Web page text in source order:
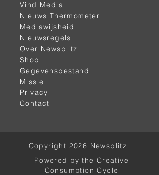
< vorige volgende >
Twitter
Vind Media
Nieuws Thermometer
Mediawijsheid
Nieuwsregels
Over Newsblitz
Shop
Gegevensbestand
Missie
Privacy
Contact
Copyright 2026 Newsblitz |
Powered by the Creative
Consumption Cycle